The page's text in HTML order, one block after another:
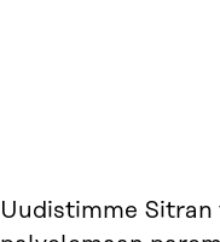
Uudistimme Sitran